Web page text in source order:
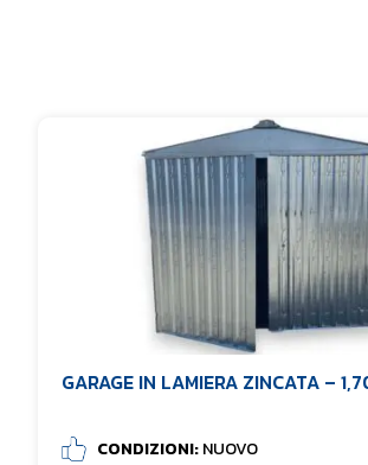
GARAGE IN LAMIERA ZINCATA –
CONDIZIONI:NUOVO